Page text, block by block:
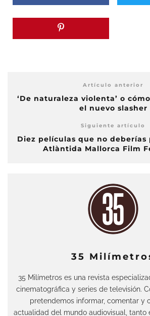
Artículo anterior
‘De naturaleza violenta’ o
el nuevo slasher
Siguiente artículo
Diez películas que no
Atlàntida Mallorca Film
35
35 Milímetros es una revista
cinematográfica y series de televisión.
pretendemos informar, comentar y
actualidad del mundo audiovisual, tanto